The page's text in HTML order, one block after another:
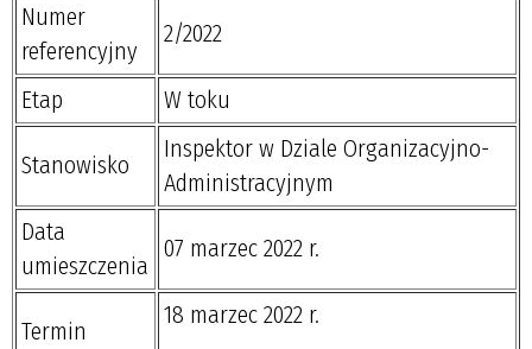
Numer
referencyjny
2/2022
Etap W toku
Stanowisko
Inspektor w Dziale Organizacyjno-
Administracyjnym
Data
umieszczenia
07 marzec 2022 r.
Termin
18 marzec 2022 r.